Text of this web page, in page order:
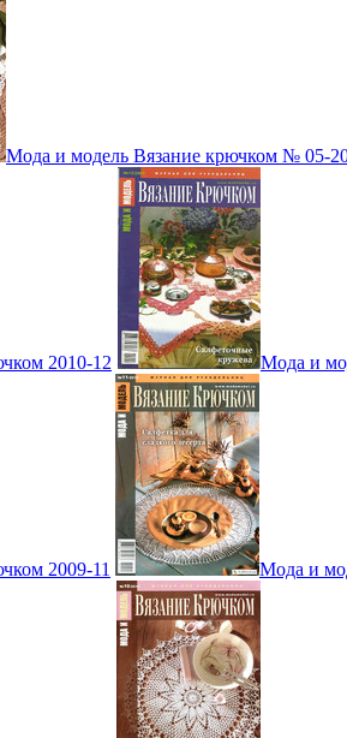
Мода и модель Вязание крючком № 05-
2010-12 Мода и
2009-11 Мода и